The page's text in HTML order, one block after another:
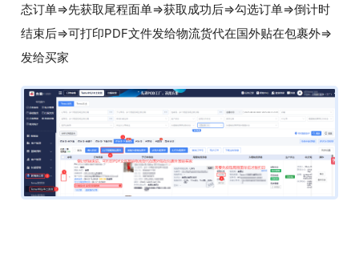
态订单=>先获取尾程面单=>获取成功后=>勾选订单=>倒计时
结束后=>可打印PDF文件发给物流货代在国外贴在包裹外=>
发给买家